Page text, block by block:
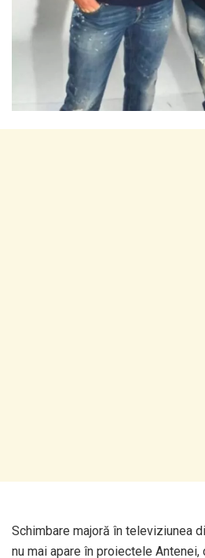
Schimbare majoră în televiziunea
nu mai apare în proiectele Antenei,